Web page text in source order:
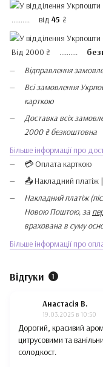
.......... від 45 ₴
Від 2000 ₴ ..........
Відправлення
Всі замовлення
карткою
Доставка всіх
2000 ₴ безкоштовна
Більше інформації про
💳 Оплата карткою
📤 Накладний платіж
Накладний платіж
Новою Поштою, за
врахована в суму
Більше інформації про
Відгуки 1
Анастасія В.
19.03.2025 в 10:50
Дорогий, красивий
цитрусовими та
солодкост.